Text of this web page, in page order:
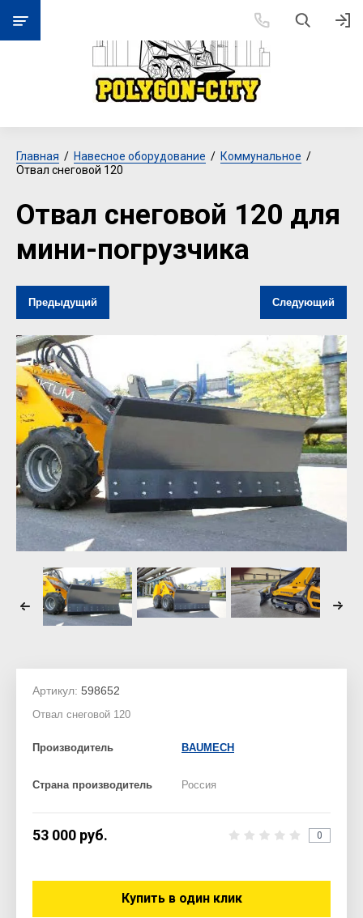
Главная
  /
Навесное оборудование
  /
Коммунальное
  /
Отвал снеговой 120
Отвал снеговой 120 для
мини-погрузчика
Предыдущий Следующий
Артикул: 598652
Отвал снеговой 120
Производитель BAUMECH
Страна производитель Россия
53 000 руб. 0
Купить в один клик